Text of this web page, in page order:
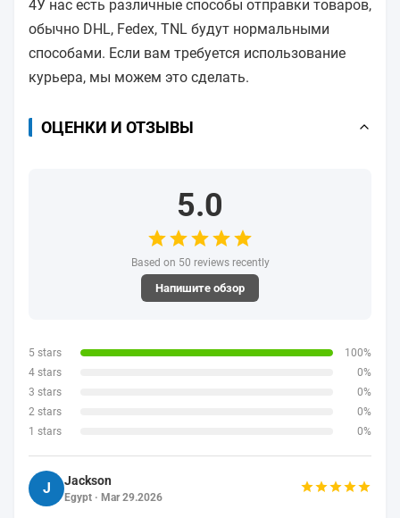
4У нас есть различные способы отправки товаров,
обычно DHL, Fedex, TNL будут нормальными
способами. Если вам требуется использование
курьера, мы можем это сделать.
ОЦЕНКИ И ОТЗЫВЫ
5.0
Based on 50 reviews recently
Напишите обзор
5 stars
100%
4 stars
0%
3 stars
0%
2 stars
0%
1 stars
0%
J Jackson
Egypt · Mar 29.2026